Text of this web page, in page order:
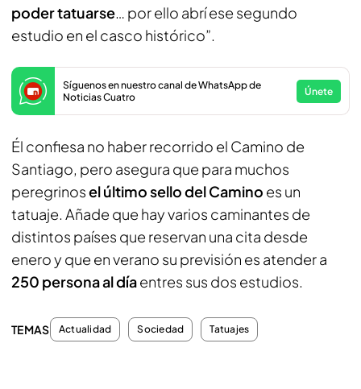
poder tatuarse… por ello abrí ese segundo
estudio en el casco histórico”.
Síguenos en nuestro canal de WhatsApp de
Noticias Cuatro
Únete
Él confiesa no haber recorrido el Camino de
Santiago, pero asegura que para muchos
peregrinosel último sello del Camino es un
tatuaje. Añade que hay varios caminantes de
distintos países que reservan una cita desde
enero y que en verano su previsión es atender a
250 persona al díaentres sus dos estudios.
TEMAS Actualidad Sociedad Tatuajes